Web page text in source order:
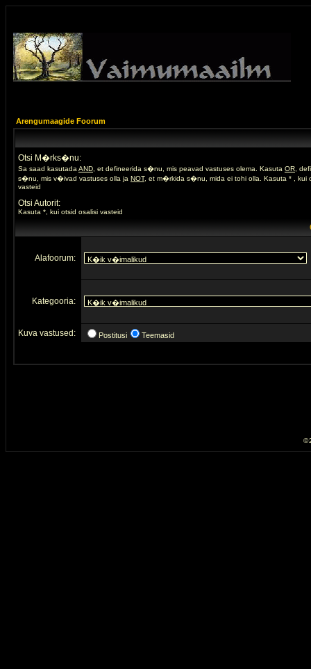
Arengumaagide Foorum
Otsi M�rks�nu:
Sa saad kasutada AND , et defineerida s�nu, mis peavad vastuses olema. Kasuta OR ,
s�nu, mis v�ivad vastuses olla ja NOT, et m�rkida s�nu, mida ei tohi olla. Kasuta * , kui
vasteid
Otsi Autorit:
Kasuta *, kui otsid osalisi vasteid
Alafoorum:
Kategooria:
Kuva vastused: Postitusi Teemasid
©